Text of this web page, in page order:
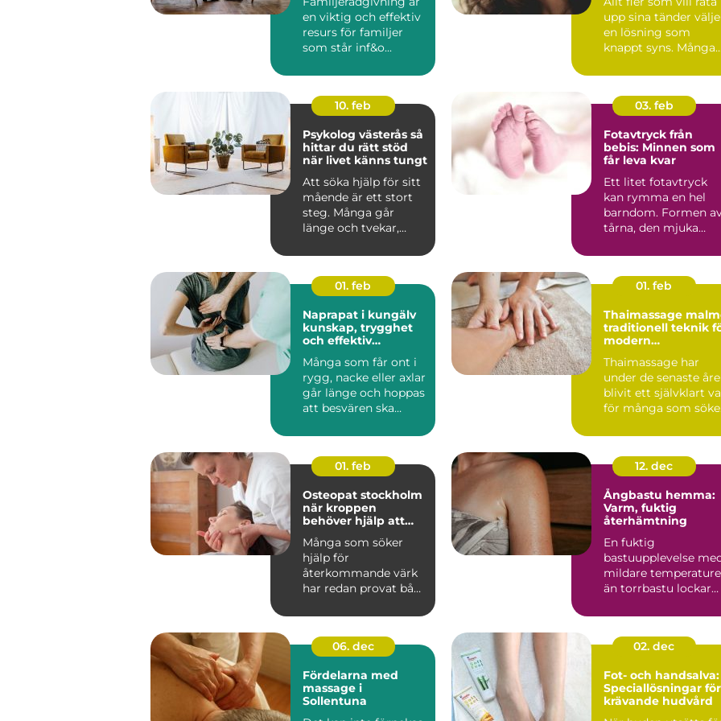
en viktig och effektiv
resurs för familjer
som står inf&o...
upp sina tänder
en lösning som
knappt syns. Många
10. feb
Psykolog västerås så
hittar du rätt stöd
när livet känns tungt
Att söka hjälp för sitt
mående är ett stort
steg. Många går
länge och tvekar,
red...
03. feb
Fotavtryck från
bebis: Minnen som
får leva kvar
Ett litet fotavtryck
kan rymma en hel
barndom. Formen
tårna, den mjuka
01. feb
Naprapat i kungälv
kunskap, trygghet
och effektiv
Många som får ont i
rygg, nacke eller axlar
går länge och hoppas
att besvären ska
01. feb
Thaimassage
traditionell teknik
modern
Thaimassage har
under de senaste
blivit ett självklart
för många som
01. feb
Osteopat stockholm
när kroppen
behöver hjälp att
Många som söker
hjälp för
återkommande värk
har redan provat både
smärtstillande och
olika ...
12. dec
Ångbastu hemma:
Varm, fuktig
återhämtning
En fuktig
bastuupplevelse
mildare
än torrbastu lockar
06. dec
Fördelarna med
massage i
Sollentuna
02. dec
Fot- och handsalva:
Speciallösningar för
krävande hudvård